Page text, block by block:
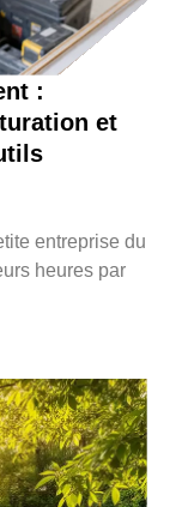
:
et
entreprise du
heures par